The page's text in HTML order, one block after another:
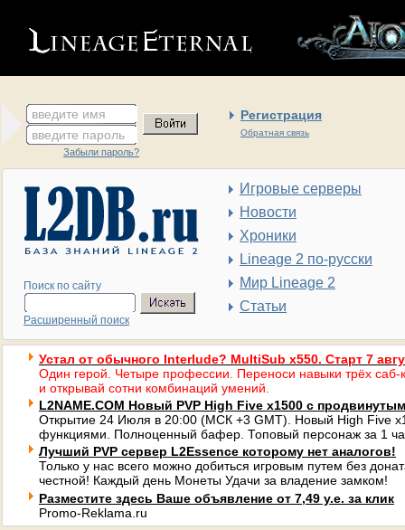
введите имя Регистрация
Обратная связь
введите пароль
Забыли пароль?
Поиск по сайту
Расширенный поиск
Игровые серверы
Новости
Хроники
Lineage 2 по-русски
Мир Lineage 2
Статьи
Устал от обычного Interlude? MultiSub x550. Старт 7
Один герой. Четыре профессии. Переноси навыки трёх саб-
и открывай сотни комбинаций умений.
L2NAME.COM Новый PVP High Five x1500 с
Открытие 24 Июля в 20:00 (МСК +3 GMT). Новый High Five
функциями. Полноценный бафер. Топовый персонаж за 1
Лучший PVP сервер L2Essence которому нет аналогов!
Только у нас всего можно добиться игровым путем без
честной! Каждый день Монеты Удачи за владение замком!
Разместите здесь Ваше объявление от 7,49 у.е. за клик
Promo-Reklama.ru